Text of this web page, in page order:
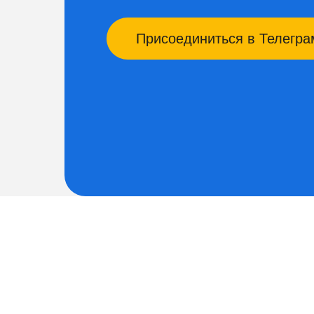
Присоединиться в